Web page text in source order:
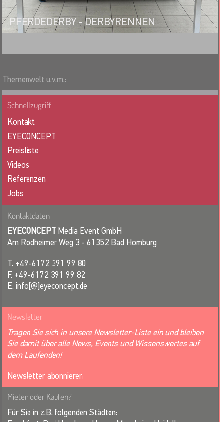
PFERDEDERBY - DERBYRENNEN
Themenwelt u.v.m.:
Schnellzugriff
Kontakt
EYECONCEPT
Preisliste
Videos
Referenzen
Jobs
Kontaktdaten
EYECONCEPT Media Event GmbH
Am Rodheimer Weg 3 - 61352 Bad Homburg
T. +49-6172 391 99 80
F. +49-6172 391 99 82
E. info[@]eyeconcept.de
Newsletter
Tragen Sie sich in unsere Newsletter-Liste ein und bleiben
Sie damit über alle News, Events und Wissenswertes auf
dem Laufenden!
Newsletter abonnieren
Mieten oder Kaufen?
Für Sie in z.B. folgenden Städten: